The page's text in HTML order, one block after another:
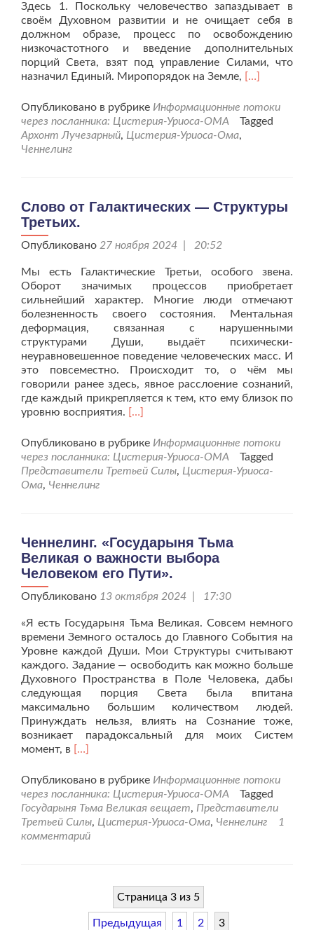
Здесь 1. Поскольку человечество запаздывает в
своём Духовном развитии и не очищает себя в
должном образе, процесс по освобождению
низкочастотного и введение дополнительных
порций Света, взят под управление Силами, что
назначил Единый. Миропорядок на Земле, Читать
проНовая
Волна
[…]
Опубликовано в рубрике Информационные потоки
через посланника: Цистерия-Уриоса-ОМА
Tagged
Архонт Лучезарный, Цистерия-Уриоса-Ома,
Ченнелинг
Слово от Галактических — Структуры
Третьих.
Опубликовано 27 ноября 2024 | 20:52
Мы есть Галактические Третьи, особого звена.
Оборот значимых процессов приобретает
сильнейший характер. Многие люди отмечают
болезненность своего состояния. Ментальная
деформация, связанная с нарушенными
структурами Души, выдаёт психически-
неуравновешенное поведение человеческих масс. И
это повсеместно. Происходит то, о чём мы
говорили ранее здесь, явное расслоение сознаний,
где каждый прикрепляется к тем, кто ему близок по
уровню восприятия. Читать
проСлово
от
Галактических
[…]
Опубликовано в рубрике Информационные потоки
через посланника: Цистерия-Уриоса-ОМА
Tagged
Представители Третьей Силы, Цистерия-Уриоса-
Ома, Ченнелинг
Ченнелинг. «Государыня Тьма
Великая о важности выбора
Человеком его Пути».
Опубликовано 13 октября 2024 | 17:30
«Я есть Государыня Тьма Великая. Совсем немного
времени Земного осталось до Главного События на
Уровне каждой Души. Мои Структуры считывают
каждого. Задание — освободить как можно больше
Духовного Пространства в Поле Человека, дабы
следующая порция Света была впитана
максимально большим количеством людей.
Принуждать нельзя, влиять на Сознание тоже,
возникает парадоксальный для моих Систем
момент, в Читать
проЧеннелинг.
«Государыня
Тьма
Великая
о
[…]
Опубликовано в рубрике Информационные потоки
через посланника: Цистерия-Уриоса-ОМА
Tagged
Государыня Тьма Великая вещает, Представители
Третьей Силы, Цистерия-Уриоса-Ома, Ченнелинг
1
комментарий
Страница 3 из 5
Предыдущая 1 2 3